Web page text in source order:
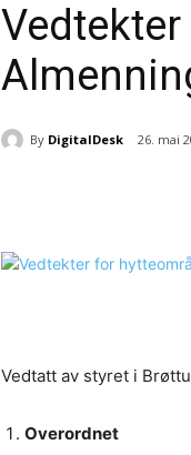
By DigitalDesk 26. mai
Vedtatt av styret i
Overordnet